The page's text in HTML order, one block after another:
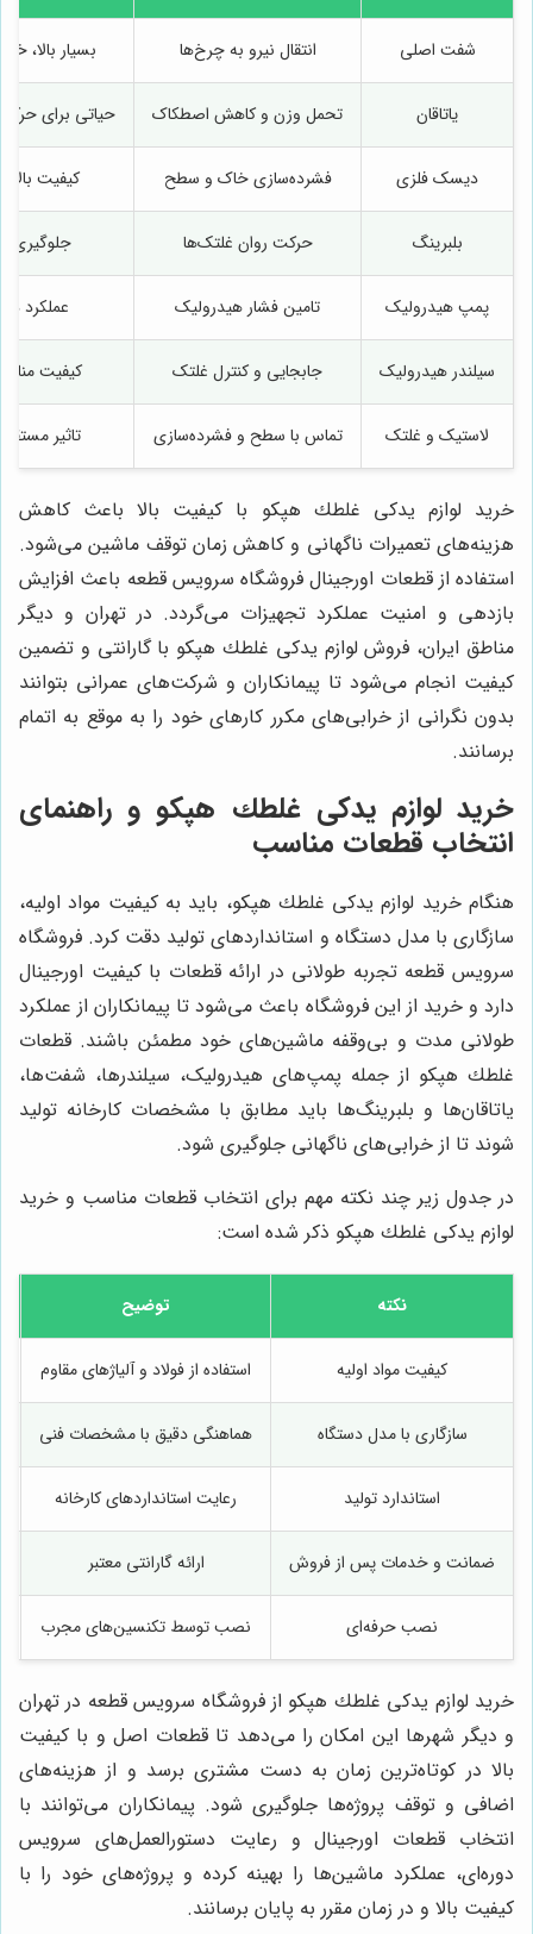
شفت اصلی انتقال نیرو به چرخ‌ها بسیار بالا،
یاتاقان تحمل وزن و کاهش اصطکاک حیاتی برای
دیسک فلزی فشرده‌سازی خاک و سطح کیفیت
بلبرینگ حرکت روان غلتک‌ها جلوگیری
پمپ هیدرولیک تامین فشار هیدرولیک عملکرد
سیلندر هیدرولیک جابجایی و کنترل غلتک کیفیت
لاستیک و غلتک تماس با سطح و فشرده‌سازی تاثیر
خرید لوازم يدكى غلطك هپكو با کیفیت بالا باعث کاهش
هزینه‌های تعمیرات ناگهانی و کاهش زمان توقف ماشین می‌شود.
استفاده از قطعات اورجینال فروشگاه سرویس قطعه باعث افزایش
بازدهی و امنیت عملکرد تجهیزات می‌گردد. در تهران و دیگر
مناطق ایران، فروش لوازم يدكى غلطك هپكو با گارانتی و تضمین
کیفیت انجام می‌شود تا پیمانکاران و شرکت‌های عمرانی بتوانند
بدون نگرانی از خرابی‌های مکرر کارهای خود را به موقع به اتمام
برسانند.
خرید لوازم يدكى غلطك هپكو و راهنمای
انتخاب قطعات مناسب
هنگام خرید لوازم يدكى غلطك هپكو، باید به کیفیت مواد اولیه،
سازگاری با مدل دستگاه و استانداردهای تولید دقت کرد. فروشگاه
سرویس قطعه تجربه طولانی در ارائه قطعات با کیفیت اورجینال
دارد و خرید از این فروشگاه باعث می‌شود تا پیمانکاران از عملکرد
طولانی مدت و بی‌وقفه ماشین‌های خود مطمئن باشند. قطعات
غلطك هپكو از جمله پمپ‌های هیدرولیک، سیلندرها، شفت‌ها،
یاتاقان‌ها و بلبرینگ‌ها باید مطابق با مشخصات کارخانه تولید
شوند تا از خرابی‌های ناگهانی جلوگیری شود.
در جدول زیر چند نکته مهم برای انتخاب قطعات مناسب و خرید
لوازم يدكى غلطك هپكو ذکر شده است:
نکته توضیح
کیفیت مواد اولیه استفاده از فولاد و آلیاژهای مقاوم
سازگاری با مدل دستگاه هماهنگی دقیق با مشخصات فنی
استاندارد تولید رعایت استانداردهای کارخانه
ضمانت و خدمات پس از فروش ارائه گارانتی معتبر
نصب حرفه‌ای نصب توسط تکنسین‌های مجرب
خرید لوازم يدكى غلطك هپكو از فروشگاه سرویس قطعه در تهران
و دیگر شهرها این امکان را می‌دهد تا قطعات اصل و با کیفیت
بالا در کوتاه‌ترین زمان به دست مشتری برسد و از هزینه‌های
اضافی و توقف پروژه‌ها جلوگیری شود. پیمانکاران می‌توانند با
انتخاب قطعات اورجینال و رعایت دستورالعمل‌های سرویس
دوره‌ای، عملکرد ماشین‌ها را بهینه کرده و پروژه‌های خود را با
کیفیت بالا و در زمان مقرر به پایان برسانند.